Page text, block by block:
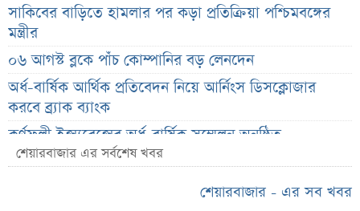
সাকিবের বাড়িতে হামলার পর কড়া প্রতিক্রিয়া পশ্চিমবঙ্গের
মন্ত্রীর
০৬ আগস্ট ব্লকে পাঁচ কোম্পানির বড় লেনদেন
অর্ধ-বার্ষিক আর্থিক প্রতিবেদন নিয়ে আর্নিংস ডিসক্লোজার
করবে ব্র্যাক ব্যাংক
কর্ণফুলী ইন্স্যুরেন্সের অর্ধ-বার্ষিক সম্মেলন অনুষ্ঠিত
৭৫ হাজার ২৮৩ শেয়ার মনোনীত উত্তরাধিকারীর নামে
শেয়ারবাজার এর সর্বশেষ খবর
শেয়ারবাজার - এর সব খবর